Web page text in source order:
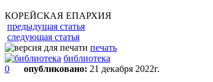
КОРЕЙСКАЯ ЕПАРХИЯ
предыдущая статья
следующая статья
печать
библиотека
0
опубликовано: 21 декабря 2022г.